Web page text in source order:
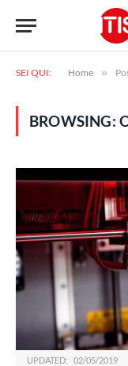
SEI QUI: Home »
BROWSING:
UPDATED: 02/05/2019